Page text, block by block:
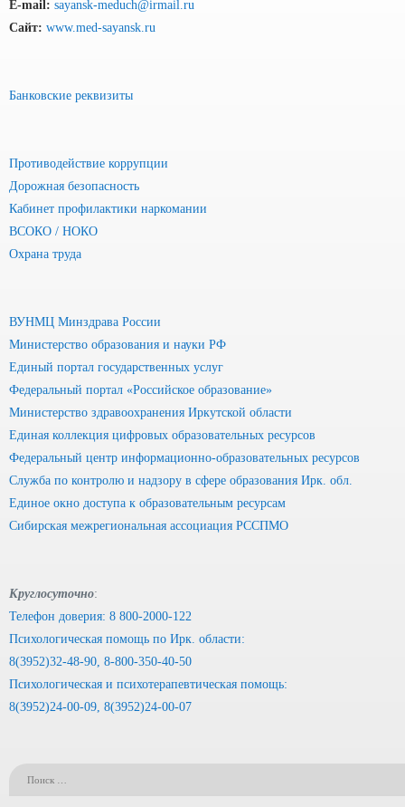
E-mail: sayansk-meduch@irmail.ru
Сайт: www.med-sayansk.ru
Банковские реквизиты
Противодействие коррупции
Дорожная безопасность
Кабинет профилактики наркомании
ВСОКО / НОКО
Охрана труда
ВУНМЦ Минздрава России
Министерство образования и науки РФ
Единый портал государственных услуг
Федеральный портал «Российское образование»
Министерство здравоохранения Иркутской области
Единая коллекция цифровых образовательных ресурсов
Федеральный центр информационно-образовательных ресурсов
Служба по контролю и надзору в сфере образования Ирк. обл.
Единое окно доступа к образовательным ресурсам
Сибирская межрегиональная ассоциация РССПМО
Круглосуточно:
Телефон доверия: 8 800-2000-122
Психологическая помощь по Ирк. области:
8(3952)32-48-90, 8-800-350-40-50
Психологическая и психотерапевтическая помощь:
8(3952)24-00-09, 8(3952)24-00-07